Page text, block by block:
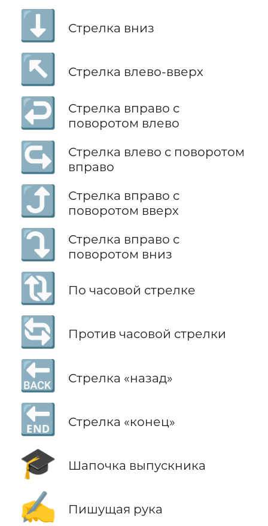
⬇️
Стрелка вниз
↖️ Стрелка влево-вверх
↩️
Стрелка вправо с
поворотом влево
↪️
Стрелка влево с поворотом
вправо
⤴️
Стрелка вправо с
поворотом вверх
⤵️
Стрелка вправо с
поворотом вниз
🔃 По часовой стрелке
🔄 Против часовой стрелки
🔙 Стрелка «назад»
🔚 Стрелка «конец»
🎓 Шапочка выпускника
✍️ Пишущая рука